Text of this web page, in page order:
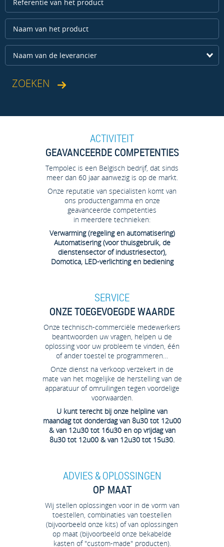
Naam van de leverancier
ACTIVITEIT
GEAVANCEERDE COMPETENTIES
Tempolec is een Belgisch bedrijf, dat sinds
meer dan 60 jaar aanwezig is op de markt.
Onze reputatie van specialisten komt van
ons productengamma en onze
geavanceerde competenties
in meerdere technieken:
Verwarming (regeling en automatisering)
Automatisering (voor thuisgebruik, de
dienstensector of industriesector),
Domotica, LED-verlichting en bediening
SERVICE
ONZE TOEGEVOEGDE WAARDE
Onze technisch-commerciële medewerkers
beantwoorden uw vragen, helpen u de
oplossing voor uw probleem te vinden, één
of ander toestel te programmeren…
Onze dienst na verkoop verzekert in de
mate van het mogelijke de herstelling van de
apparatuur of omruilingen tegen voordelige
voorwaarden.
U kunt terecht bij onze helpline van
maandag tot donderdag van 8u30 tot 12u00
& van 12u30 tot 16u30 en op vrijdag van
8u30 tot 12u00 & van 12u30 tot 15u30.
ADVIES & OPLOSSINGEN
OP MAAT
Wij stellen oplossingen voor in de vorm van
toestellen, combinaties van toestellen
(bijvoorbeeld onze kits) of van oplossingen
op maat (bijvoorbeeld onze bekabelde
kasten of "custom-made" producten).